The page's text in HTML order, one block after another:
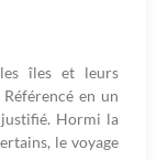
îles et leurs
en un
Hormi la
le voyage